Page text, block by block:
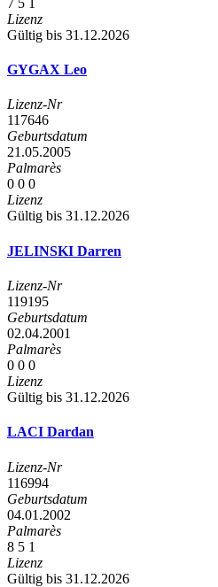
7 5
Lizenz
Gültig bis 31.12.2026
GYGAX Leo
Lizenz-Nr
117646
Geburtsdatum
21.05.2005
Palmarès
0 0 0
Lizenz
Gültig bis 31.12.2026
JELINSKI Darren
Lizenz-Nr
119195
Geburtsdatum
02.04.2001
Palmarès
0 0 0
Lizenz
Gültig bis 31.12.2026
LACI Dardan
Lizenz-Nr
116994
Geburtsdatum
04.01.2002
Palmarès
8 5 1
Lizenz
Gültig bis 31.12.2026